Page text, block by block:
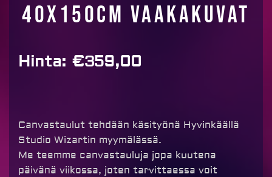
40x150cm vaakakuvat
Hinta: €359,00
Canvastaulut tehdään käsityönä Hyvinkäällä
Studio Wizartin myymälässä.
Me teemme canvastauluja jopa kuutena
päivänä viikossa, joten tarvittaessa voit